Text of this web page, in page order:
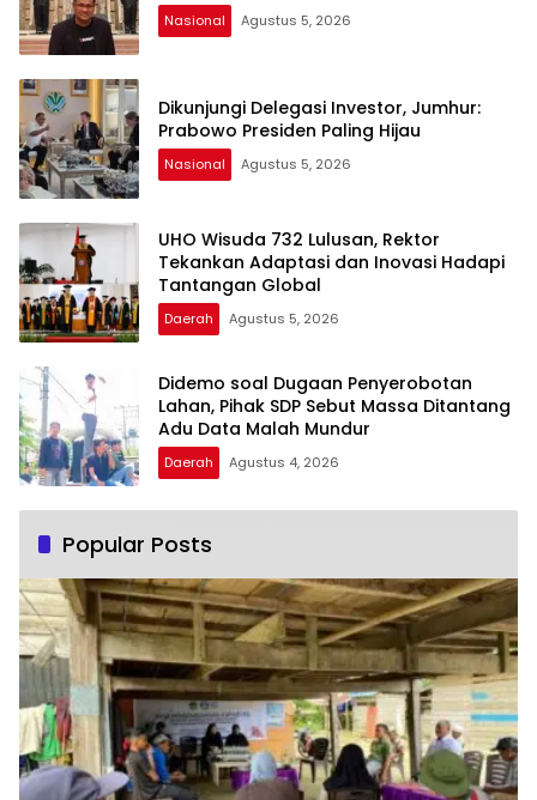
Nasional Agustus 5, 2026
Dikunjungi Delegasi Investor, Jumhur:
Prabowo Presiden Paling Hijau
Nasional Agustus 5, 2026
UHO Wisuda 732 Lulusan, Rektor
Tekankan Adaptasi dan Inovasi Hadapi
Tantangan Global
Daerah Agustus 5, 2026
Didemo soal Dugaan Penyerobotan
Lahan, Pihak SDP Sebut Massa Ditantang
Adu Data Malah Mundur
Daerah Agustus 4, 2026
Popular Posts